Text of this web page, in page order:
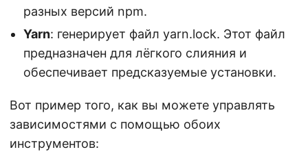
разных версий npm.
Yarn: генерирует файл yarn.lock. Этот файл
предназначен для лёгкого слияния и
обеспечивает предсказуемые установки.
Вот пример того, как вы можете управлять
зависимостями с помощью обоих
инструментов: